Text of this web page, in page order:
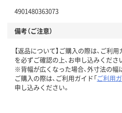
4901480363073
備考（ご注意）
【返品について】ご購入の際は、ご利用
を必ずご確認の上、お申し込みくださ
※背幅が広くなった場合、外寸法の幅
ご購入の際は、ご利用ガイド「ご利用
申し込みください。